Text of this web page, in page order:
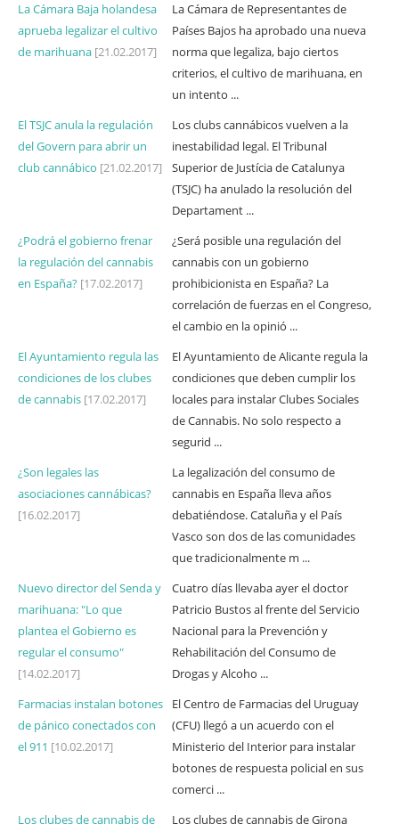
La Cámara Baja holandesa
aprueba legalizar el cultivo
de marihuana [21.02.2017]
La Cámara de Representantes de
Países Bajos ha aprobado una nueva
norma que legaliza, bajo ciertos
criterios, el cultivo de marihuana, en
un intento ...
El TSJC anula la regulación
del Govern para abrir un
club cannábico [21.02.2017]
Los clubs cannábicos vuelven a la
inestabilidad legal. El Tribunal
Superior de Justícia de Catalunya
(TSJC) ha anulado la resolución del
Departament ...
¿Podrá el gobierno frenar
la regulación del cannabis
en España? [17.02.2017]
¿Será posible una regulación del
cannabis con un gobierno
prohibicionista en España? La
correlación de fuerzas en el Congreso,
el cambio en la opinió ...
El Ayuntamiento regula las
condiciones de los clubes
de cannabis [17.02.2017]
El Ayuntamiento de Alicante regula la
condiciones que deben cumplir los
locales para instalar Clubes Sociales
de Cannabis. No solo respecto a
segurid ...
¿Son legales las
asociaciones cannábicas?
[16.02.2017]
La legalización del consumo de
cannabis en España lleva años
debatiéndose. Cataluña y el País
Vasco son dos de las comunidades
que tradicionalmente m ...
Nuevo director del Senda y
marihuana: "Lo que
plantea el Gobierno es
regular el consumo"
[14.02.2017]
Cuatro días llevaba ayer el doctor
Patricio Bustos al frente del Servicio
Nacional para la Prevención y
Rehabilitación del Consumo de
Drogas y Alcoho ...
Farmacias instalan botones
de pánico conectados con
el 911 [10.02.2017]
El Centro de Farmacias del Uruguay
(CFU) llegó a un acuerdo con el
Ministerio del Interior para instalar
botones de respuesta policial en sus
comerci ...
Los clubes de cannabis de
Los clubes de cannabis de Girona